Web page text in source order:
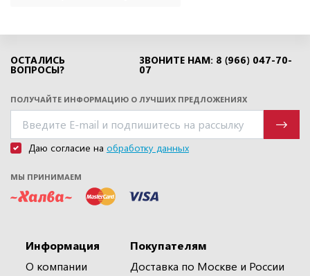
ОСТАЛИСЬ
ВОПРОСЫ?
ЗВОНИТЕ НАМ: 8 (966) 047-70-
07
ПОЛУЧАЙТЕ ИНФОРМАЦИЮ О ЛУЧШИХ ПРЕДЛОЖЕНИЯХ
Даю согласие на обработку данных
МЫ ПРИНИМАЕМ
Информация
О компании
Покупателям
Доставка по Москве и России